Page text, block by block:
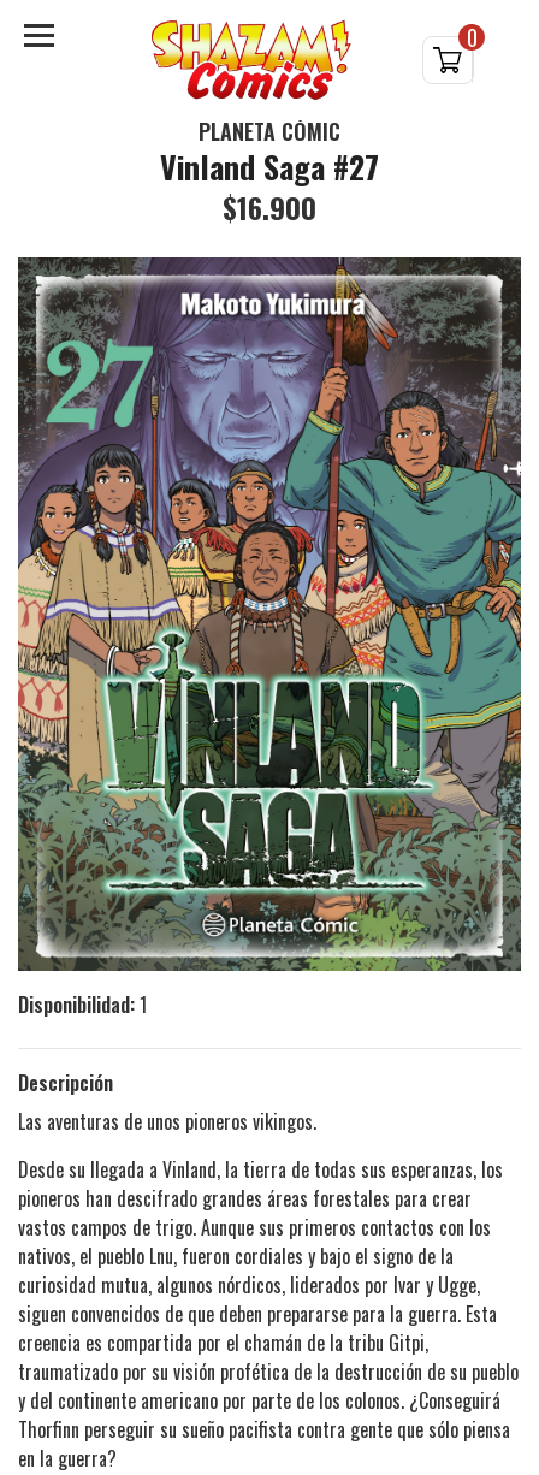
0
PLANETA CÓMIC
Vinland Saga #27
$16.900
Disponibilidad:1
Descripción
Las aventuras de unos pioneros vikingos.
Desde su llegada a Vinland, la tierra de todas sus esperanzas, los
pioneros han descifrado grandes áreas forestales para crear
vastos campos de trigo. Aunque sus primeros contactos con los
nativos, el pueblo Lnu, fueron cordiales y bajo el signo de la
curiosidad mutua, algunos nórdicos, liderados por Ivar y Ugge,
siguen convencidos de que deben prepararse para la guerra. Esta
creencia es compartida por el chamán de la tribu Gitpi,
traumatizado por su visión profética de la destrucción de su pueblo
y del continente americano por parte de los colonos. ¿Conseguirá
Thorfinn perseguir su sueño pacifista contra gente que sólo piensa
en la guerra?